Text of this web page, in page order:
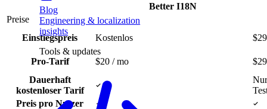
Blog
Engineering & localization
insights
Tools & updates
Better I18N
Preise
Einstiegspreis
Kostenlos
Pro-Tarif $20 / mo
Dauerhaft
kostenloser Tarif
Nur
Preis pro Nutzer